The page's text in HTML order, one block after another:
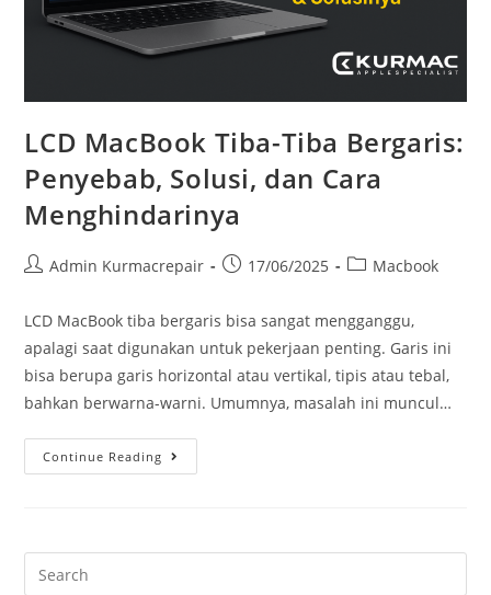
LCD MacBook Tiba-Tiba Bergaris:
Penyebab, Solusi, dan Cara
Menghindarinya
Admin Kurmacrepair 17/06/2025 Macbook
LCD MacBook tiba bergaris bisa sangat mengganggu,
apalagi saat digunakan untuk pekerjaan penting. Garis ini
bisa berupa garis horizontal atau vertikal, tipis atau tebal,
bahkan berwarna-warni. Umumnya, masalah ini muncul…
Continue Reading